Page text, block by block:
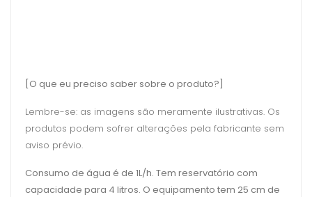
[O que eu preciso saber sobre o produto?]
Lembre-se: as imagens são meramente ilustrativas. Os
produtos podem sofrer alterações pela fabricante sem
aviso prévio.
Consumo de água é de 1L/h. Tem reservatório com
capacidade para 4 litros. O equipamento tem 25 cm de